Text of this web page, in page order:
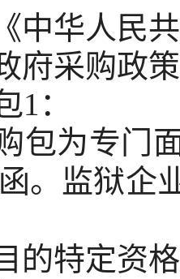
中华人民
府采购政
1：
包为专门
。监狱企
的特定资